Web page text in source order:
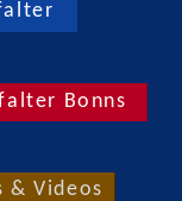
Bonns
& Videos